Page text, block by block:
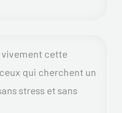
cette
qui cherchent un
stress et sans